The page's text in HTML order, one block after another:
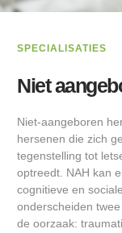
SPECIALISATIES
Niet
Niet-aangeboren
hersenen die zich
tegenstelling tot
optreedt. NAH kan
cognitieve en
onderscheiden
de oorzaak: